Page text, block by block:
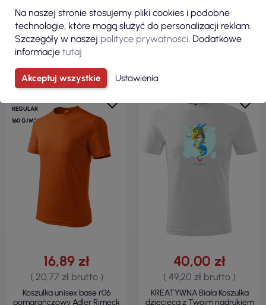
ZOBACZ
REGULAR
160 G/M²
16,89 zł
( 20,77 zł brutto )
Koszulka unisex base r06
pomarańczowy Adler Rimeck
40,00 zł
( 49,20 zł brutto )
KREATYWNA Biała Koszulka
dziecięca z Twoim nadrukiem
Na naszej stronie stosujemy pliki cookies i podobne
technologie, które mogą służyć do personalizacji reklam.
Szczegóły w naszej polityce prywatności. Dodatkowe
informacje tutaj
Akceptuj wszystkie Ustawienia